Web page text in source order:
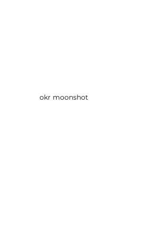
okr moonshot